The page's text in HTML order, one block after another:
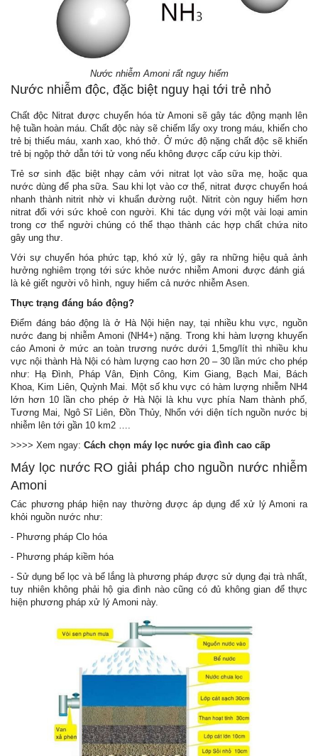
Nước nhiễm Amoni rất nguy hiểm
Nước nhiễm độc, đặc biệt nguy hại tới trẻ nhỏ
Chất độc Nitrat được chuyển hóa từ Amoni sẽ gây tác động mạnh lên
hệ tuần hoàn máu. Chất độc này sẽ chiếm lấy oxy trong máu, khiến cho
trẻ bị thiếu máu, xanh xao, khó thở. Ở mức độ nặng chất độc sẽ khiến
trẻ bị ngộp thở dẫn tới tử vong nếu không được cấp cứu kịp thời.
Trẻ sơ sinh đặc biệt nhạy cảm với nitrat lọt vào sữa mẹ, hoặc qua
nước dùng để pha sữa. Sau khi lọt vào cơ thể, nitrat được chuyển hoá
nhanh thành nitrit nhờ vi khuẩn đường ruột. Nitrit còn nguy hiểm hơn
nitrat đối với sức khoẻ con người. Khi tác dụng với một vài loại amin
trong cơ thể người chúng có thể thạo thành các hợp chất chứa nito
gây ung thư.
Với sự chuyển hóa phức tạp, khó xử lý, gây ra những hiệu quả ảnh
hưởng nghiêm trọng tới sức khỏe nước nhiễm Amoni được đánh giá
là kẻ giết người vô hình, nguy hiểm cả nước nhiễm Asen.
Thực trạng đáng báo động?
Điểm đáng báo động là ở Hà Nội hiện nay, tại nhiều khu vực, nguồn
nước đang bị nhiễm Amoni (NH4+) nặng. Trong khi hàm lượng khuyến
cáo Amoni ở mức an toàn trương nước dưới 1,5mg/lít thì nhiều khu
vực nội thành Hà Nội có hàm lượng cao hơn 20 – 30 lần mức cho phép
như: Hạ Đình, Pháp Vân, Định Công, Kim Giang, Bạch Mai, Bách
Khoa, Kim Liên, Quỳnh Mai. Một số khu vực có hàm lượng nhiễm NH4
lớn hơn 10 lần cho phép ở Hà Nội là khu vực phía Nam thành phố,
Tương Mai, Ngô Sĩ Liên, Đồn Thủy, Nhổn với diện tích nguồn nước bị
nhiễm lên tới gần 10 km2 ….
>>>> Xem ngay: Cách chọn máy lọc nước gia đình cao cấp
Máy lọc nước RO giải pháp cho nguồn nước nhiễm
Amoni
Các phương pháp hiện nay thường được áp dụng để xử lý Amoni ra
khỏi nguồn nước như:
- Phương pháp Clo hóa
- Phương pháp kiềm hóa
- Sử dụng bể lọc và bể lắng là phương pháp được sử dụng đại trà nhất,
tuy nhiên không phải hộ gia đình nào cũng có đủ không gian để thực
hiện phương pháp xử lý Amoni này.